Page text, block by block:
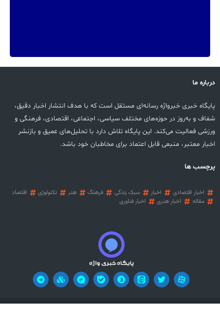
درباره ما
پایگاه خبری خبرواژه رسانه‌ای مستقل است که با هدف انتشار اخبار دقیق،
شفاف و به‌روز در حوزه‌های مختلف سیاسی، اجتماعی، اقتصادی، فرهنگی و
ورزشی فعالیت می‌کند. این پایگاه تلاش دارد با تحلیل‌های عمیق و بازنشر
اخبار معتبر، منبعی قابل اعتماد برای مخاطبان خود باشد.
پرچسب ها
اخبار اقتصادی اخبار سبک زندگی فرهنگ هنر تکنولوژی
اقتصاد
مقاله
اخبار هنری اخبار فناوری